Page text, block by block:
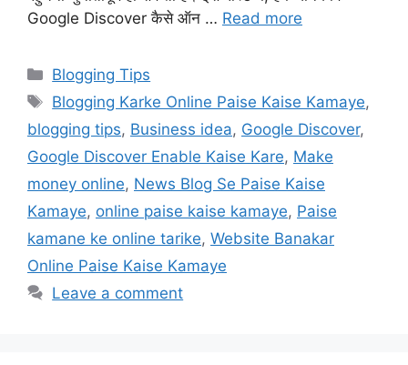
Google Discover कैसे ऑन … Read more
Categories
Blogging Tips
Tags
Blogging Karke Online Paise Kaise Kamaye,
blogging tips, Business idea, Google Discover,
Google Discover Enable Kaise Kare, Make
money online, News Blog Se Paise Kaise
Kamaye, online paise kaise kamaye, Paise
kamane ke online tarike, Website Banakar
Online Paise Kaise Kamaye
Leave a comment